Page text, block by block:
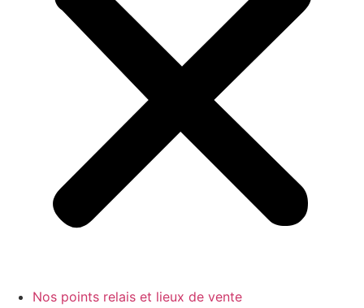
Nos points relais et lieux de vente